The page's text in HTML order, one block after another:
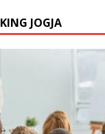
JOGJA